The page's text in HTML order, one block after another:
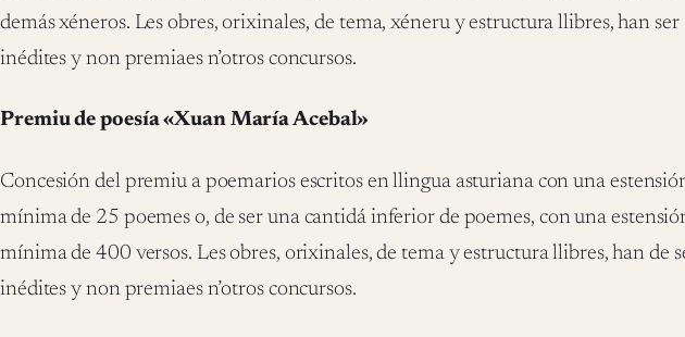
demás xéneros. Les obres, orixinales, de tema, xéneru y estructura llibres, han ser
inédites y non premiaes n’otros concursos.
Premiu de poesía «Xuan María Acebal»
Concesión del premiu a poemarios escritos en llingua asturiana con una
mínima de 25 poemes o, de ser una cantidá inferior de poemes, con una
mínima de 400 versos. Les obres, orixinales, de tema y estructura llibres, han de
inédites y non premiaes n’otros concursos.